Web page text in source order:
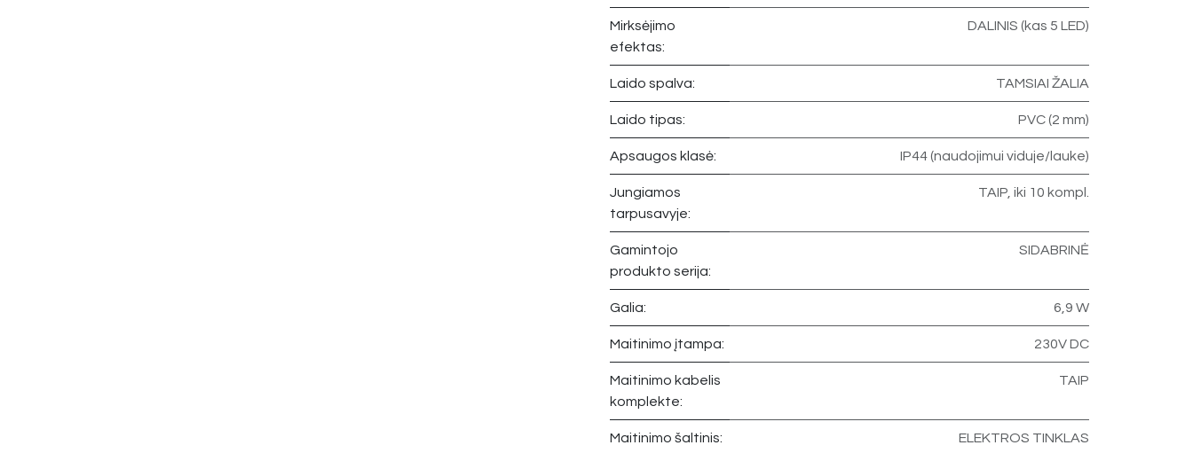
Mirksėjimo
efektas:
DALINIS (kas 5 LED)
Laido spalva: TAMSIAI ŽALIA
Laido tipas: PVC (2 mm)
Apsaugos klasė: IP44 (naudojimui viduje/lauke)
Jungiamos
tarpusavyje:
TAIP, iki 10 kompl.
Gamintojo
produkto serija:
SIDABRINĖ
Galia: 6,9 W
Maitinimo įtampa: 230V DC
Maitinimo kabelis
komplekte:
TAIP
Maitinimo šaltinis: ELEKTROS TINKLAS